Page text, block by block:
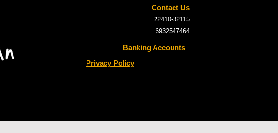
Contact Us
22410-32115
6932547464
Banking Accounts
Privacy Policy